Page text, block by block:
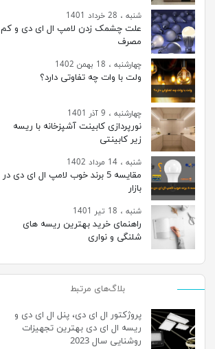
شنبه ، 28 خرداد 1401
علت چشمک زدن لامپ ال ای دی و کم
مصرف
چهارشنبه ، 18 بهمن 1402
ولت با وات چه تفاوتی دارد؟
چهارشنبه ، 9 آذر 1401
نورپردازی کابینت آشپزخانه با ریسه
زیر کابینتی
شنبه ، 14 مرداد 1402
مقایسه 5 برند خوب لامپ ال ای دی در
بازار
شنبه ، 18 تیر 1401
راهنمای خرید بهترین ریسه های
شلنگی و نواری
بلاگ‌های مرتبط
پروژکتور ال ای دی، پنل ال ای دی و
ریسه ال ای دی بهترین تجهیزات
روشنایی سال 2023